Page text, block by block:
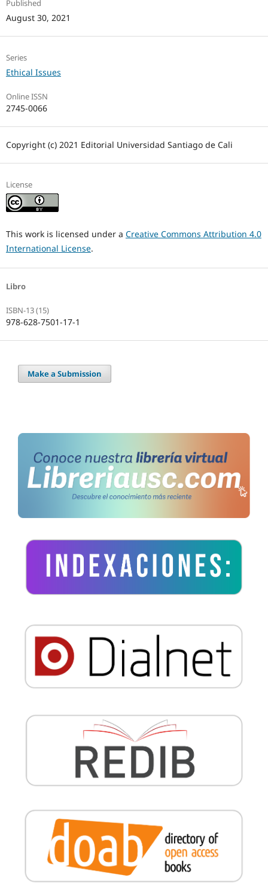
Published
August 30, 2021
Series
Ethical Issues
Online ISSN
2745-0066
Copyright (c) 2021 Editorial Universidad Santiago de Cali
License
This work is licensed under a Creative Commons Attribution 4.0
International License.
Libro
ISBN-13 (15)
978-628-7501-17-1
Make a Submission